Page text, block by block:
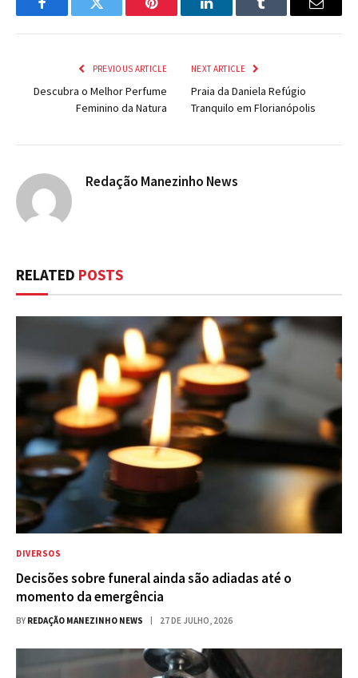
FacebookTwitter Pinterest LinkedInTumblr Email
PREVIOUS ARTICLE
Descubra o Melhor Perfume
Feminino da Natura
NEXT ARTICLE
Praia da Daniela Refúgio
Tranquilo em Florianópolis
Redação Manezinho News
RELATED POSTS
DIVERSOS
Decisões sobre funeral ainda são adiadas até o
momento da emergência
BY REDAÇÃO MANEZINHO NEWS 27 DE JULHO, 2026